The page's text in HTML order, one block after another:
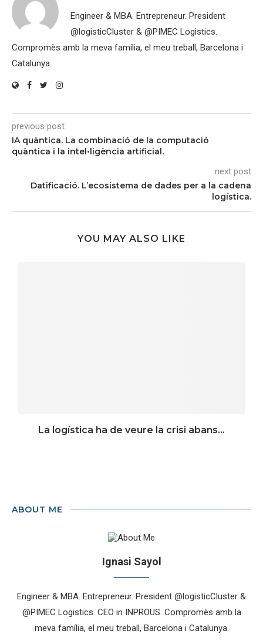
Engineer & MBA. Entrepreneur. President
@logisticCluster & @PIMEC Logistics.
Compromès amb la meva família, el meu treball, Barcelona i
Catalunya.
previous post
IA quàntica. La combinació de la computació
quàntica i la intel•ligència artificial.
next post
Datificació. L’ecosistema de dades per a la cadena
logística.
YOU MAY ALSO LIKE
La logística ha de veure la crisi abans...
ABOUT ME
Ignasi Sayol
Engineer & MBA. Entrepreneur. President @logisticCluster &
@PIMEC Logistics. CEO in INPROUS. Compromès amb la
meva família, el meu treball, Barcelona i Catalunya.